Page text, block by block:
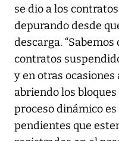
se dio a los
depurando desde
descarga.
contratos
y en otras ocasiones
abriendo los
proceso dinámico
pendientes que